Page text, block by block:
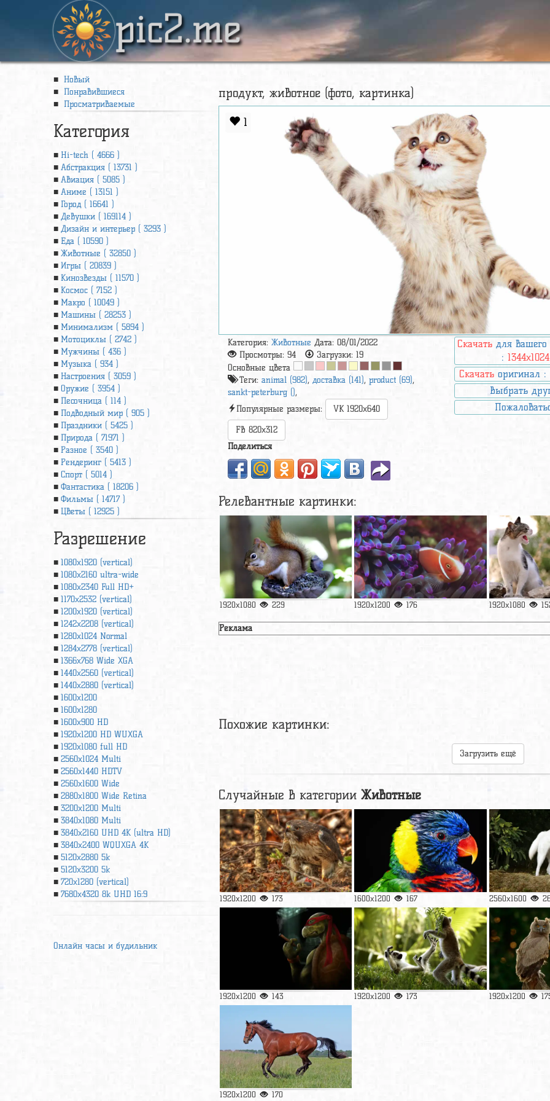
pic2.me
Новый
Понравившиеся
Просматриваемые
Категория
Hi-tech ( 4666 )
Абстракция ( 13731 )
Авиация ( 5085 )
Аниме ( 13151 )
Город ( 16641 )
Девушки ( 169114 )
Дизайн и интерьер ( 3293 )
Еда ( 10590 )
Животные ( 32850 )
Игры ( 20839 )
Кинозвезды ( 11570 )
Космос ( 7152 )
Макро ( 10049 )
Машины ( 28253 )
Минимализм ( 5894 )
Мотоциклы ( 2742 )
Мужчины ( 436 )
Музыка ( 934 )
Настроения ( 3059 )
Оружие ( 3954 )
Песочница ( 114 )
Подводный мир ( 905 )
Праздники ( 5425 )
Природа ( 71971 )
Разное ( 3540 )
Рендеринг ( 5413 )
Спорт ( 5014 )
Фантастика ( 18206 )
Фильмы ( 14717 )
Цветы ( 12925 )
Разрешение
1080x1920 (vertical)
1080x2160 ultra-wide
1080x2340 Full HD+
1170x2532 (vertical)
1200x1920 (vertical)
1242x2208 (vertical)
1280x1024 Normal
1284x2778 (vertical)
1366х768 Wide XGA
1440x2560 (vertical)
1440x2880 (vertical)
1600x1200
1600x1280
1600x900 HD
1920x1200 HD WUXGA
1920х1080 full HD
2560x1024 Multi
2560x1440 HDTV
2560x1600 Wide
2880x1800 Wide Retina
3200x1200 Multi
3840x1080 Multi
3840x2160 UHD 4К (ultra HD)
3840x2400 WQUXGA 4K
5120x2880 5k
5120x3200 5k
720x1280 (vertical)
7680x4320 8k UHD 16:9
Онлайн часы и будильник
продукт, животное (фото, картинка)
1
Категория:Животные Дата: 08/01/2022
Просмотры:94 Загрузки:19
Основные цвета
Теги:animal (982),доставка (141),product (69),
sankt-peterburg (),
Популярные размеры:
VK 1920x640
FB 820x312
Скачать для
:1344x1024
Скачать оригинал :
Выбрать
Поделиться
Релевантные картинки:
1920x1080 229 1920x1200 176 1920x1080
Реклама
Похожие картинки:
Загрузить ещё
Случайные в категорииЖивотные
1920x1200 173 1600x1200 167 2560x1600
1920x1200 143 1920x1200 173 1920x1200
1920x1200 170